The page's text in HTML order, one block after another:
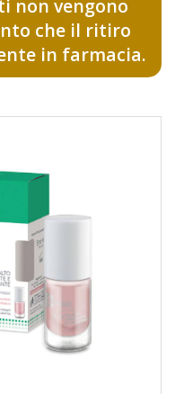
non vengono
che il ritiro
in farmacia.